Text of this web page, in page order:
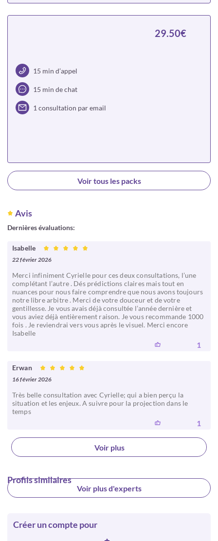
15 min d’appel
15 min de chat
1 consultation par email
29.50€
Choisir
Voir tous les packs
Avis
Dernières évaluations:
Isabelle
22 février 2026
Merci infiniment Cyrielle pour ces deux consultations, l’une
complétant l’autre . Dés prédictions claires mais tout en
nuances pour nous faire comprendre que nous avons toujours
notre libre arbitre . Merci de votre douceur et de votre
gentillesse. Je vous avais déjà consultée l’année dernière et
vous aviez déjà entièrement raison. Je vous recommande 1000
fois . Je reviendrai vers vous après le visuel. Merci encore
Isabelle
1
Erwan
16 février 2026
Très belle consultation avec Cyrielle; qui a bien perçu la
situation et les enjeux. A suivre pour la projection dans le
temps
1
Voir plus
Profils similaires
Voir plus d'experts
Créer un compte pour